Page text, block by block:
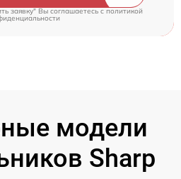
заявку" Вы соглашаетесь cполитикой
модели
Sharp